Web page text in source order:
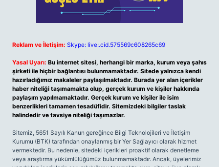
Reklam ve İletişim: Skype: live:.cid.575569c608265c69
Yasal Uyarı: Bu internet sitesi, herhangi bir marka, kurum veya şahıs
şirketi ile hiçbir bağlantısı bulunmamaktadır. Sitede yalnızca kendi
hazırladığımız makaleler paylaşılmaktadır. Burada yer alan içerikler
haber niteliği taşımamakta olup, gerçek kurum ve kişiler hakkında
paylaşım yapılmamaktadır. Gerçek kurum ve kişiler ile isim
benzerlikleri tamamen tesadüfidir. Sitemizdeki bilgiler taslak
halindedir ve tavsiye niteliği taşımazlar.
Sitemiz, 5651 Sayılı Kanun gereğince Bilgi Teknolojileri ve İletişim
Kurumu (BTK) tarafından onaylanmış bir Yer Sağlayıcı olarak hizmet
vermektedir. Bu nedenle, sitedeki içerikleri proaktif olarak denetleme
veya araştırma yükümlülüğümüz bulunmamaktadır. Ancak, üyelerimiz